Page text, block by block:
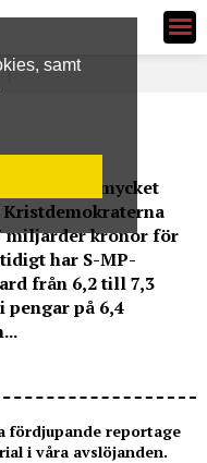
samt
mycket
Kristdemokraterna
miljarder kronor för
har S-MP-
från 6,2 till 7,3
på 6,4
fördjupande reportage
i våra avslöjanden.